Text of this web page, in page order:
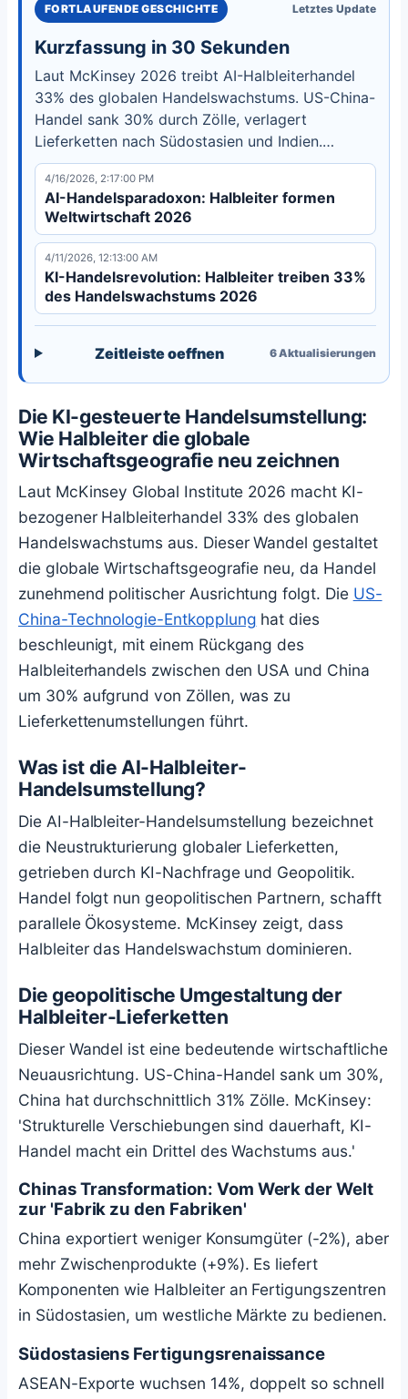
FORTLAUFENDE GESCHICHTE Letztes Update
Kurzfassung in 30 Sekunden
Laut McKinsey 2026 treibt AI-Halbleiterhandel
33% des globalen Handelswachstums. US-China-
Handel sank 30% durch Zölle, verlagert
Lieferketten nach Südostasien und Indien.
Entdecken Sie, wie Geopolitik nun
Handelsströme bestimmt.
4/16/2026, 2:17:00 PM
AI-Handelsparadoxon: Halbleiter formen
Weltwirtschaft 2026
4/11/2026, 12:13:00 AM
KI-Handelsrevolution: Halbleiter treiben 33%
des Handelswachstums 2026
Zeitleiste oeffnen 6Aktualisierungen
Die KI-gesteuerte Handelsumstellung:
Wie Halbleiter die globale
Wirtschaftsgeografie neu zeichnen
Laut McKinsey Global Institute 2026 macht KI-
bezogener Halbleiterhandel 33% des globalen
Handelswachstums aus. Dieser Wandel gestaltet
die globale Wirtschaftsgeografie neu, da Handel
zunehmend politischer Ausrichtung folgt. Die US-
China-Technologie-Entkopplung hat dies
beschleunigt, mit einem Rückgang des
Halbleiterhandels zwischen den USA und China
um 30% aufgrund von Zöllen, was zu
Lieferkettenumstellungen führt.
Was ist die AI-Halbleiter-
Handelsumstellung?
Die AI-Halbleiter-Handelsumstellung bezeichnet
die Neustrukturierung globaler Lieferketten,
getrieben durch KI-Nachfrage und Geopolitik.
Handel folgt nun geopolitischen Partnern, schafft
parallele Ökosysteme. McKinsey zeigt, dass
Halbleiter das Handelswachstum dominieren.
Die geopolitische Umgestaltung der
Halbleiter-Lieferketten
Dieser Wandel ist eine bedeutende wirtschaftliche
Neuausrichtung. US-China-Handel sank um 30%,
China hat durchschnittlich 31% Zölle. McKinsey:
'Strukturelle Verschiebungen sind dauerhaft, KI-
Handel macht ein Drittel des Wachstums aus.'
Chinas Transformation: Vom Werk der Welt
zur 'Fabrik zu den Fabriken'
China exportiert weniger Konsumgüter (-2%), aber
mehr Zwischenprodukte (+9%). Es liefert
Komponenten wie Halbleiter an Fertigungszentren
in Südostasien, um westliche Märkte zu bedienen.
Südostasiens Fertigungsrenaissance
ASEAN-Exporte wuchsen 14%, doppelt so schnell